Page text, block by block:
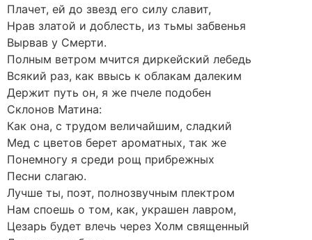
Плачет, ей до звезд его силу славит,
Нрав златой и доблесть, из тьмы забвенья
Вырвав у Смерти.
Полным ветром мчится диркейский лебедь
Всякий раз, как ввысь к облакам далеким
Держит путь он, я же пчеле подобен
Склонов Матина:
Как она, с трудом величайшим, сладкий
Мед с цветов берет ароматных, так же
Понемногу я среди рощ прибрежных
Песни слагаю.
Лучше ты, поэт, полнозвучным плектром
Нам споешь о том, как, украшен лавром,
Цезарь будет влечь через Холм священный